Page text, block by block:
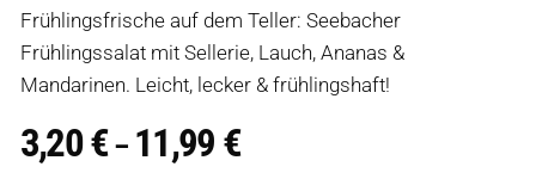
Frühlingsfrische auf dem Teller: Seebacher
Frühlingssalat mit Sellerie, Lauch, Ananas &
Mandarinen. Leicht, lecker & frühlingshaft!
3,20€– 11,99 €Preisspanne:
3,20 €